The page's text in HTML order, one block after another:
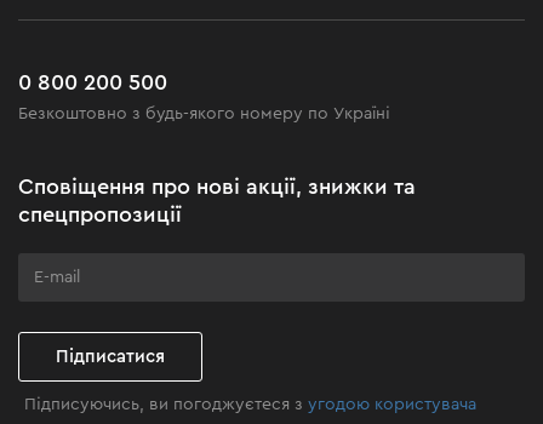
Чорна п'ятниця
Клуб майстерності
Поширені запитання
0 800 200 500
Безкоштовно з будь-якого номеру по Україні
Сповіщення про нові акції, знижки та
спецпропозиції
Підписатися
Підписуючись, ви погоджуєтеся зугодою користувача